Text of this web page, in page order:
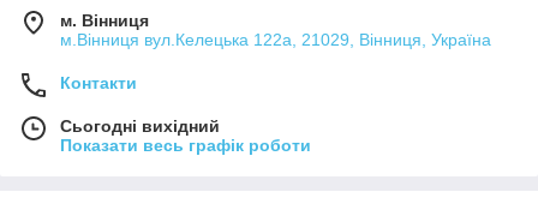
ізотермічна сумка-холодильник, термос, столові
прилади на кілька персон - чашки, тарілки, ложки,
м. Вінниця
м.Вінниця вул.Келецька 122а, 21029, Вінниця, Україна
Контакти
Сьогодні вихідний
Показати весь графік роботи